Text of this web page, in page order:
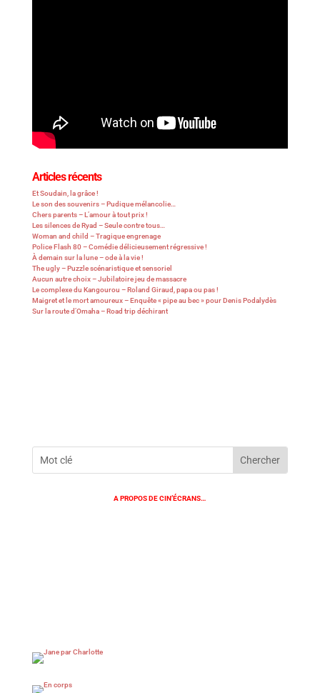
Articles récents
Et Soudain, la grâce !
Le son des souvenirs – Pudique mélancolie…
Chers parents – L’amour à tout prix !
Les silences de Ryad – Seule contre tous…
Woman and child – Tragique engrenage
Police Flash 80 – Comédie délicieusement régressive !
À demain sur la lune – ode à la vie !
The ugly – Puzzle scénaristique et sensoriel
Aucun autre choix – Jubilatoire jeu de massacre
Le complexe du Kangourou – Roland Giraud, papa ou pas !
Maigret et le mort amoureux – Enquête « pipe au bec » pour Denis Podalydès
Sur la route d’Omaha – Road trip déchirant
A PROPOS DE CIN’ÉCRANS…